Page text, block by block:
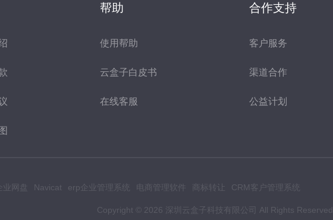
帮助
使用帮助
云盒子白皮书
在线客服
合作支持
客户服务
渠道合作
公益计划
业网盘 Navicat erp企业管理系统 电商管理软件 商标转让 CRM客户管理系统
Copyright © 2026 深圳云盒子科技有限公司 All Rights Reserved.